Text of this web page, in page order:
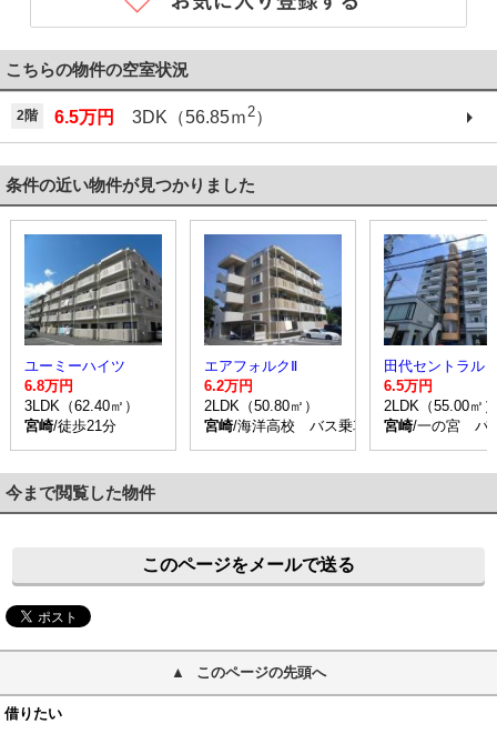
こちらの物件の空室状況
2階 6.5万円 3DK（56.85ｍ2）
条件の近い物件が見つかりました
ユーミーハイツ
6.8万円
3LDK（62.40㎡）
宮崎/徒歩21分
エアフォルクⅡ
6.2万円
2LDK（50.80㎡）
宮崎/海洋高校 バス乗車時間36分 停歩7分
田代セントラル
6.5万円
2LDK（55.00㎡）
宮崎/一の宮 バ
今まで閲覧した物件
このページをメールで送る
このページの先頭へ
借りたい